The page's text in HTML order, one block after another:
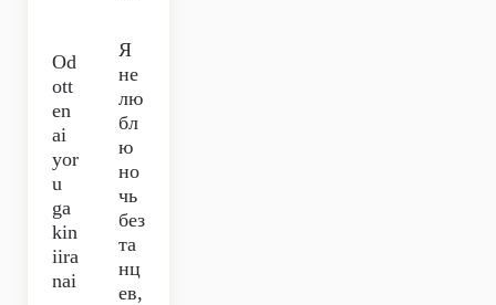
Od
ott
en
ai
yor
u
ga
kin
iira
nai
Я
не
лю
бл
ю
но
чь
без
та
нц
ев,